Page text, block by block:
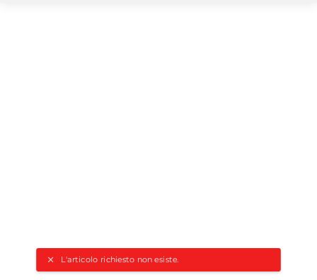
L'articolo richiesto non esiste.